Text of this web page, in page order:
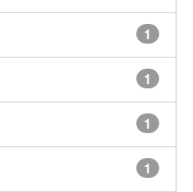
1
1
1
1